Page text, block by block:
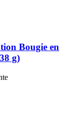
Bougie en
g)